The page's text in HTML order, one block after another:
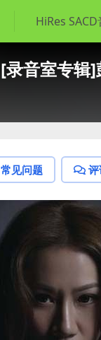
HiRes
[录音室专辑
常见问题